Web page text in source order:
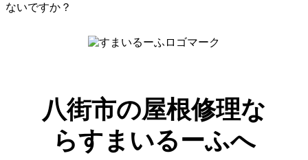
ないですか？
八街市の屋根修理な
らすまいるーふへ